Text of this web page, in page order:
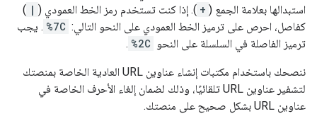
استبدالها بعلامة الجمع ( + ). إذا كنت تستخدم رمز الخط العمودي ( |
)
كفاصل، احرص على ترميز الخط العمودي على النحو التالي: %7C . يجب
ترميز الفاصلة في السلسلة على النحو %2C
.
ننصحك باستخدام مكتبات إنشاء عناوين URL العادية الخاصة بمنصتك
لتشفير عناوين URL تلقائيًا، وذلك لضمان إلغاء الأحرف الخاصة في
عناوين URL بشكل صحيح على منصتك.